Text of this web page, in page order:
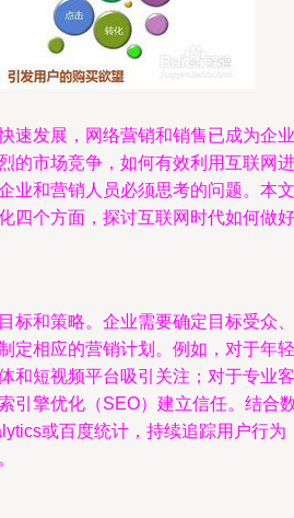
速发展，网络营销和销售已成为企业
的市场竞争，如何有效利用互联网进
业和营销人员必须思考的问题。本文
四个方面，探讨互联网时代如何做好
标和策略。企业需要确定目标受众、
定相应的营销计划。例如，对于年轻
和短视频平台吸引关注；对于专业客
引擎优化（SEO）建立信任。结合
或百度统计，持续追踪用户行为